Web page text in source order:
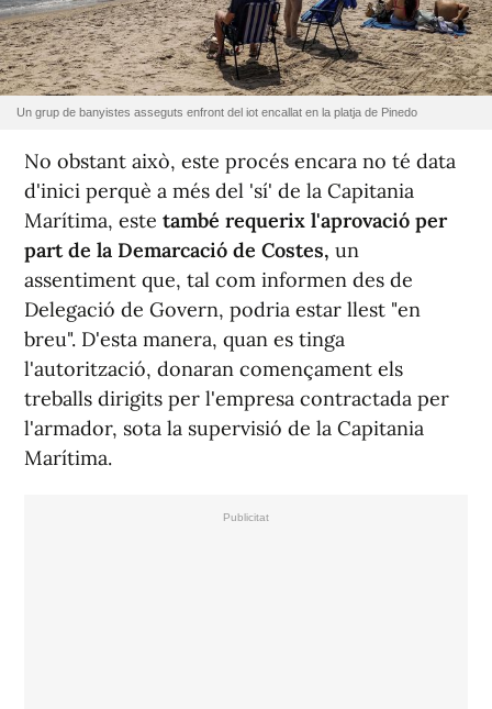
Un grup de banyistes asseguts enfront del iot encallat en la platja de Pinedo
No obstant això, este procés encara no té data
d'inici perquè a més del 'sí' de la Capitania
Marítima, este també requerix l'aprovació per
part de la Demarcació de Costes, un
assentiment que, tal com informen des de
Delegació de Govern, podria estar llest "en
breu". D'esta manera, quan es tinga
l'autorització, donaran començament els
treballs dirigits per l'empresa contractada per
l'armador, sota la supervisió de la Capitania
Marítima.